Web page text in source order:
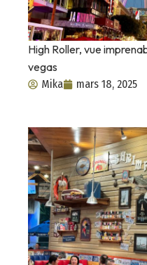
High Roller, vue
vegas
Mika mars 18, 2025